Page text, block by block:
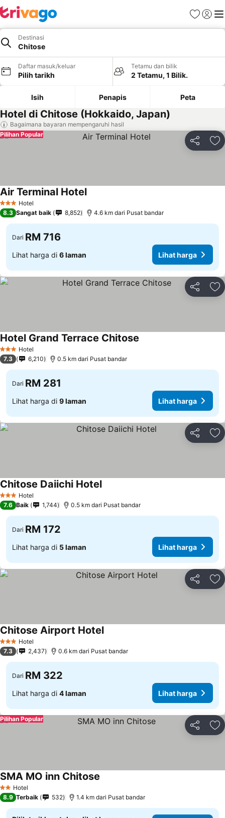
Kegemaran
Daftar
Destinasi
Chitose
Daftar masuk/keluar
Pilih tarikh
Tetamu dan bilik
2 Tetamu, 1 Bilik.
Isih Penapis Peta
Hotel di Chitose (Hokkaido, Japan)
Bagaimana bayaran mempengaruhi hasil
Kongsi
Pilihan Popular
3 BintangHotel
Air Terminal HotelLihat harga
8.3 Sangat baik 8,852 4.6 km dari Pusat bandar
Dari RM 716
Lihat harga di 6 laman Lihat harga
Kongsi
3 BintangHotel
Hotel Grand Terrace Chitose
7.3 6,210 0.5 km dari Pusat bandar
Dari RM 281
Lihat harga di 9 laman Lihat harga
Kongsi
3 BintangHotel
Chitose Daiichi HotelLihat harga
7.6 Baik 1,744 0.5 km dari Pusat bandar
Dari RM 172
Lihat harga di 5 laman Lihat harga
Kongsi
3 BintangHotel
Chitose Airport HotelLihat harga
7.3 2,437 0.6 km dari Pusat bandar
Dari RM 322
Lihat harga di 4 laman Lihat harga
Kongsi
Pilihan Popular
2 Bintang
Hotel
SMA MO inn Chitose
8.9 Terbaik 532 1.4 km dari Pusat bandar